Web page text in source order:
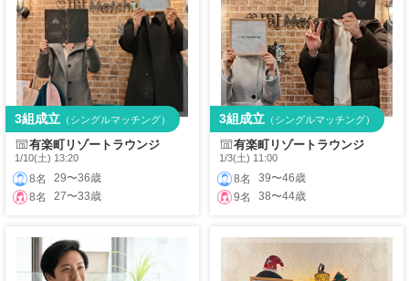
有楽町リゾートラウンジ
1/10(土) 13:20
8名
29〜36歳
8名
27〜33歳
3組成立 （シングルマッチング）
有楽町リゾートラウンジ
1/3(土) 11:00
8名
39〜46歳
9名
38〜44歳
3組成立 （シングルマッチング）